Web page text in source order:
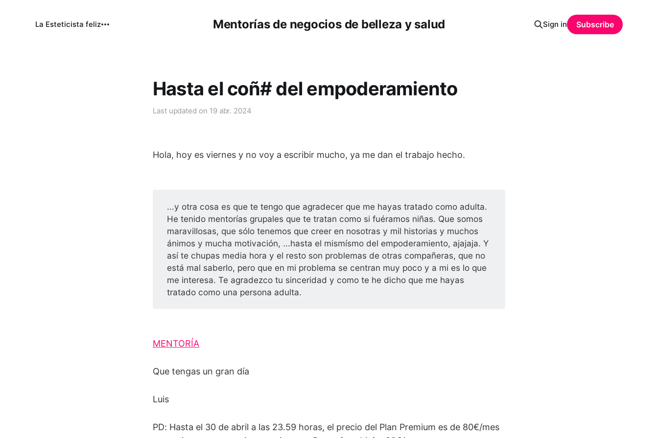
Mentorías de negocios de belleza y salud
La Esteticista feliz Sign in Subscribe
Hasta el coñ# del empoderamiento
Last updated on 19 abr. 2024
Hola, hoy es viernes y no voy a escribir mucho, ya me dan el trabajo hecho.
...y otra cosa es que te tengo que agradecer que me hayas tratado como adulta.
He tenido mentorías grupales que te tratan como si fuéramos niñas. Que somos
maravillosas, que sólo tenemos que creer en nosotras y mil historias y muchos
ánimos y mucha motivación, ...hasta el mismísmo del empoderamiento, ajajaja. Y
así te chupas media hora y el resto son problemas de otras compañeras, que no
está mal saberlo, pero que en mi problema se centran muy poco y a mi es lo que
me interesa. Te agradezco tu sinceridad y como te he dicho que me hayas
tratado como una persona adulta.
MENTORÍA
Que tengas un gran día
Luis
PD: Hasta el 30 de abril a las 23.59 horas, el precio del Plan Premium es de 80€/mes